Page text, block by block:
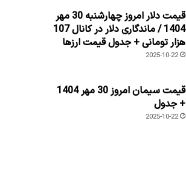
قیمت دلار امروز چهارشنبه 30 مهر
1404 / ماندگاری دلار در کانال 107
هزار تومانی + جدول قیمت ارزها
2025-10-22
قیمت سیمان امروز 30 مهر 1404
+ جدول
2025-10-22